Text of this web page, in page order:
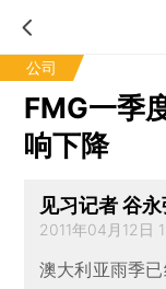
公司
FMG一季
响下降
见习记者 谷永
2011年04月12日
澳大利亚雨季